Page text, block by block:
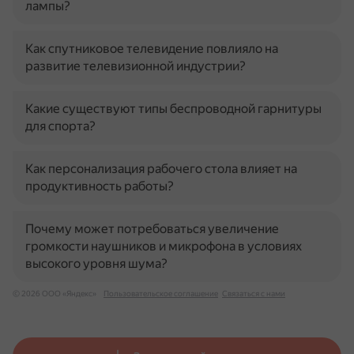
лампы?
Как спутниковое телевидение повлияло на
развитие телевизионной индустрии?
Какие существуют типы беспроводной гарнитуры
для спорта?
Как персонализация рабочего стола влияет на
продуктивность работы?
Почему может потребоваться увеличение
громкости наушников и микрофона в условиях
высокого уровня шума?
© 2026 ООО «Яндекс» Пользовательское соглашение Связаться с нами